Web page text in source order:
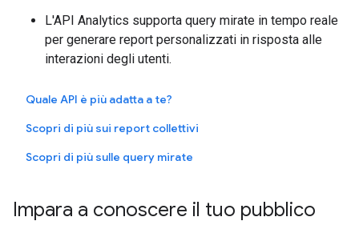
L'API Analytics supporta query mirate in tempo reale
per generare report personalizzati in risposta alle
interazioni degli utenti.
Quale API è più adatta a te?
Scopri di più sui report collettivi
Scopri di più sulle query mirate
Impara a conoscere il tuo pubblico